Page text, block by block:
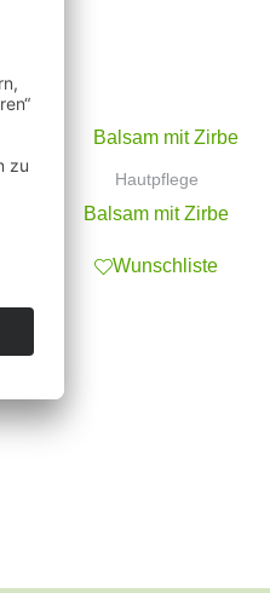
Hautpflege
Balsam mit Zirbe
Wunschliste